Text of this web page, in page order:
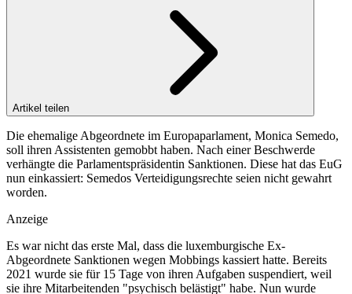
Artikel teilen
Die ehemalige Abgeordnete im Europaparlament, Monica Semedo,
soll ihren Assistenten gemobbt haben. Nach einer Beschwerde
verhängte die Parlamentspräsidentin Sanktionen. Diese hat das EuG
nun einkassiert: Semedos Verteidigungsrechte seien nicht gewahrt
worden.
Anzeige
Es war nicht das erste Mal, dass die luxemburgische Ex-
Abgeordnete Sanktionen wegen Mobbings kassiert hatte. Bereits
2021 wurde sie für 15 Tage von ihren Aufgaben suspendiert, weil
sie ihre Mitarbeitenden "psychisch belästigt" habe. Nun wurde